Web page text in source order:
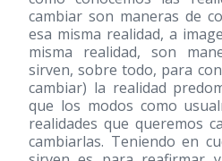
cambiar son maneras de
esa misma realidad, a
misma realidad, son
sirven, sobre todo, para
cambiar) la realidad
que los modos como
realidades que queremos
cambiarlas. Teniendo en